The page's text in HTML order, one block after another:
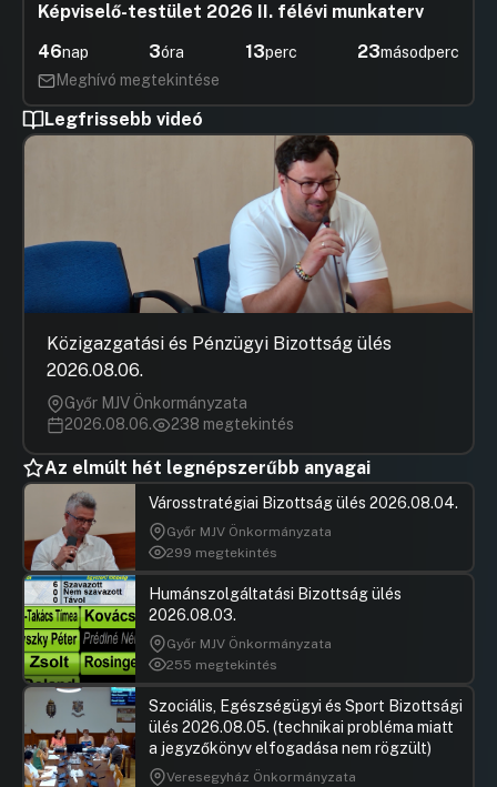
Képviselő-testület 2026 II. félévi munkaterv
46nap 3óra 13perc 22másodperc
Meghívó megtekintése
Legfrissebb videó
Közigazgatási és Pénzügyi Bizottság ülés
2026.08.06.
Győr MJV Önkormányzata
2026.08.06.
238 megtekintés
Az elmúlt hét legnépszerűbb anyagai
Városstratégiai Bizottság ülés 2026.08.04.
Győr MJV Önkormányzata
299 megtekintés
Humánszolgáltatási Bizottság ülés
2026.08.03.
Győr MJV Önkormányzata
255 megtekintés
Szociális, Egészségügyi és Sport Bizottsági
ülés 2026.08.05. (technikai probléma miatt
a jegyzőkönyv elfogadása nem rögzült)
Veresegyház Önkormányzata